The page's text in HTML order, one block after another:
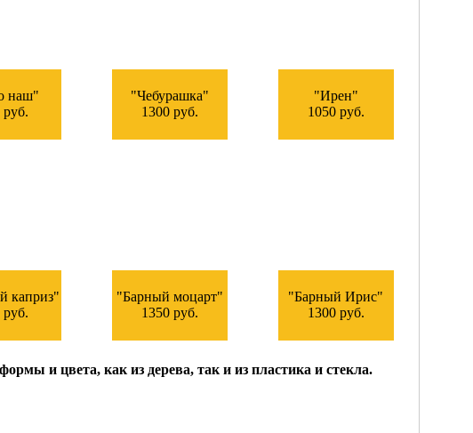
наш"
руб.
"Чебурашка"
1300 руб.
"Ирен"
1050 руб.
каприз"
руб.
"Барный моцарт"
1350 руб.
"Барный Ирис"
1300 руб.
и цвета, как из дерева, так и из пластика и стекла.